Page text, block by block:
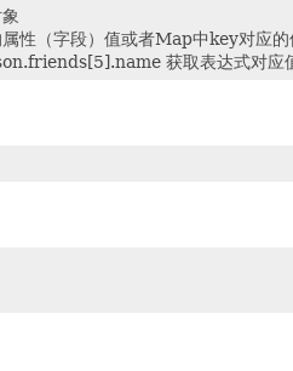
性（字段）值或者Map中key对应
获取表达式对应